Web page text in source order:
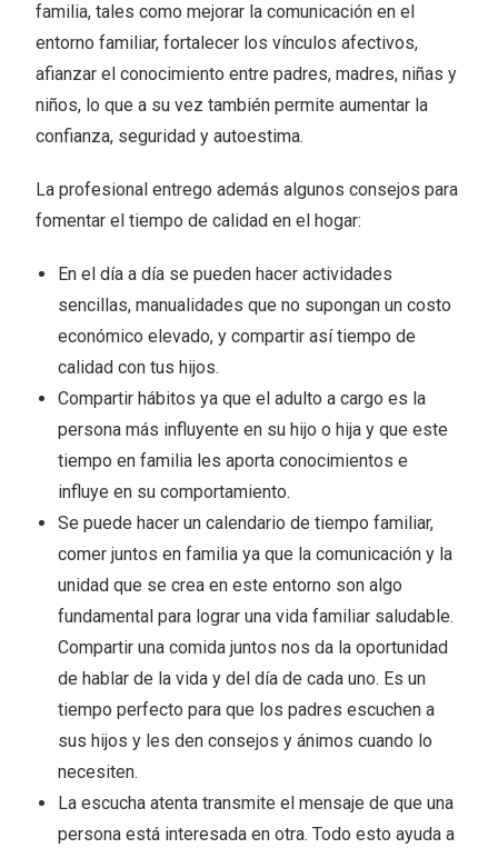
familia, tales como mejorar la comunicación en el
entorno familiar, fortalecer los vínculos afectivos,
afianzar el conocimiento entre padres, madres, niñas y
niños, lo que a su vez también permite aumentar la
confianza, seguridad y autoestima.
La profesional entrego además algunos consejos para
fomentar el tiempo de calidad en el hogar:
En el día a día se pueden hacer actividades
sencillas, manualidades que no supongan un costo
económico elevado, y compartir así tiempo de
calidad con tus hijos.
Compartir hábitos ya que el adulto a cargo es la
persona más influyente en su hijo o hija y que este
tiempo en familia les aporta conocimientos e
influye en su comportamiento.
Se puede hacer un calendario de tiempo familiar,
comer juntos en familia ya que la comunicación y la
unidad que se crea en este entorno son algo
fundamental para lograr una vida familiar saludable.
Compartir una comida juntos nos da la oportunidad
de hablar de la vida y del día de cada uno. Es un
tiempo perfecto para que los padres escuchen a
sus hijos y les den consejos y ánimos cuando lo
necesiten.
La escucha atenta transmite el mensaje de que una
persona está interesada en otra. Todo esto ayuda a